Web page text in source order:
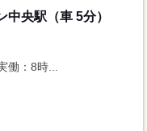
央駅（車 5分）
働：8時...